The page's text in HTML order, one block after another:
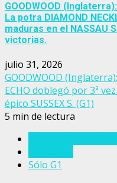
GOODWOOD
La potra DIAMOND
maduras en el NASSAU
victorias.
julio 31, 2026
GOODWOOD
ECHO doblegó por 3ª
épico SUSSEX S. (G1)
5 min de lectura
Sólo G1